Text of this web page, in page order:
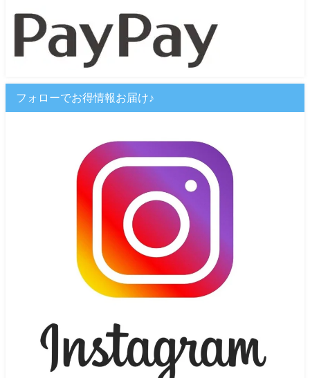
フォローでお得情報お届け♪